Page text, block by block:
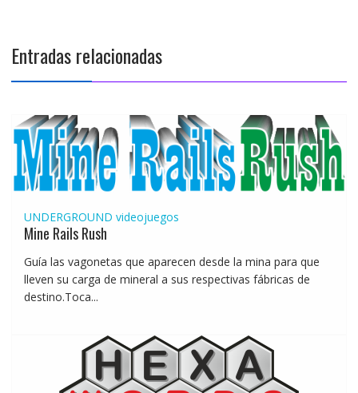
Entradas relacionadas
UNDERGROUND videojuegos
Mine Rails Rush
Guía las vagonetas que aparecen desde la mina para que
lleven su carga de mineral a sus respectivas fábricas de
destino.Toca...